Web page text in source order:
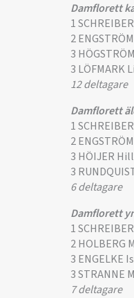
Damflorett
1
2
3
3 LÖFMARK
12 deltagare
Damflorett
1
2
3 HÖIJER
3
6 deltagare
Damflorett
1
2 HOLBERG
3 ENGELKE
3 STRANNE
7 deltagare